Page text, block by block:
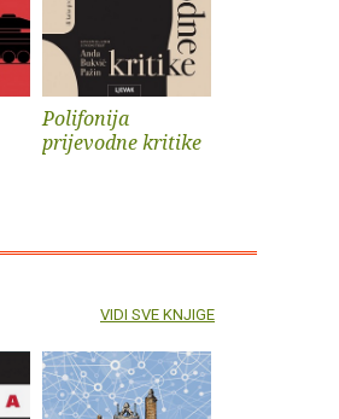
Polifonija
prijevodne kritike
VIDI SVE KNJIGE